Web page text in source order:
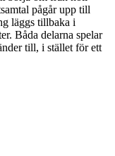
pågår upp till
läggs tillbaka i
Båda delarna spelar
till, i stället för ett